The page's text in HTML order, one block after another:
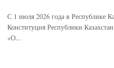
С 1 июля 2026 года в Республике
Конституция Республики
«О...